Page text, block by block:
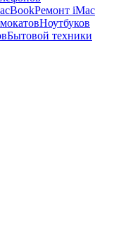
Ремонт iMac
Ноутбуков
Бытовой техники